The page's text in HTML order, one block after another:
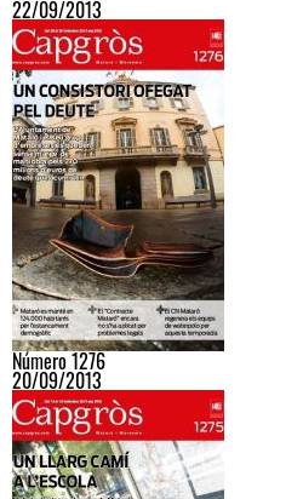
22/09/2013
Número 1276
20/09/2013